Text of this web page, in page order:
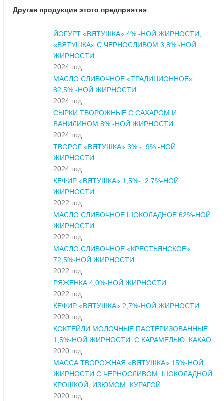
Другая продукция этого предприятия
ЙОГУРТ «ВЯТУШКА» 4% -НОЙ ЖИРНОСТИ,
«ВЯТУШКА» С ЧЕРНОСЛИВОМ 3,8% -НОЙ
ЖИРНОСТИ
2024 год
МАСЛО СЛИВОЧНОЕ «ТРАДИЦИОННОЕ»
82,5% -НОЙ ЖИРНОСТИ
2024 год
СЫРКИ ТВОРОЖНЫЕ С САХАРОМ И
ВАНИЛИНОМ 8% -НОЙ ЖИРНОСТИ
2024 год
ТВОРОГ «ВЯТУШКА» 3% -, 9% -НОЙ
ЖИРНОСТИ
2024 год
КЕФИР «ВЯТУШКА» 1,5%-, 2,7%-НОЙ
ЖИРНОСТИ
2022 год
МАСЛО СЛИВОЧНОЕ ШОКОЛАДНОЕ 62%-НОЙ
ЖИРНОСТИ
2022 год
МАСЛО СЛИВОЧНОЕ «КРЕСТЬЯНСКОЕ»
72,5%-НОЙ ЖИРНОСТИ
2022 год
РЯЖЕНКА 4,0%-НОЙ ЖИРНОСТИ
2022 год
КЕФИР «ВЯТУШКА» 2,7%-НОЙ ЖИРНОСТИ
2020 год
КОКТЕЙЛИ МОЛОЧНЫЕ ПАСТЕРИЗОВАННЫЕ
1,5%-НОЙ ЖИРНОСТИ: С КАРАМЕЛЬЮ, КАКАО
2020 год
МАССА ТВОРОЖНАЯ «ВЯТУШКА» 15%-НОЙ
ЖИРНОСТИ С ЧЕРНОСЛИВОМ, ШОКОЛАДНОЙ
КРОШКОЙ, ИЗЮМОМ, КУРАГОЙ
2020 год